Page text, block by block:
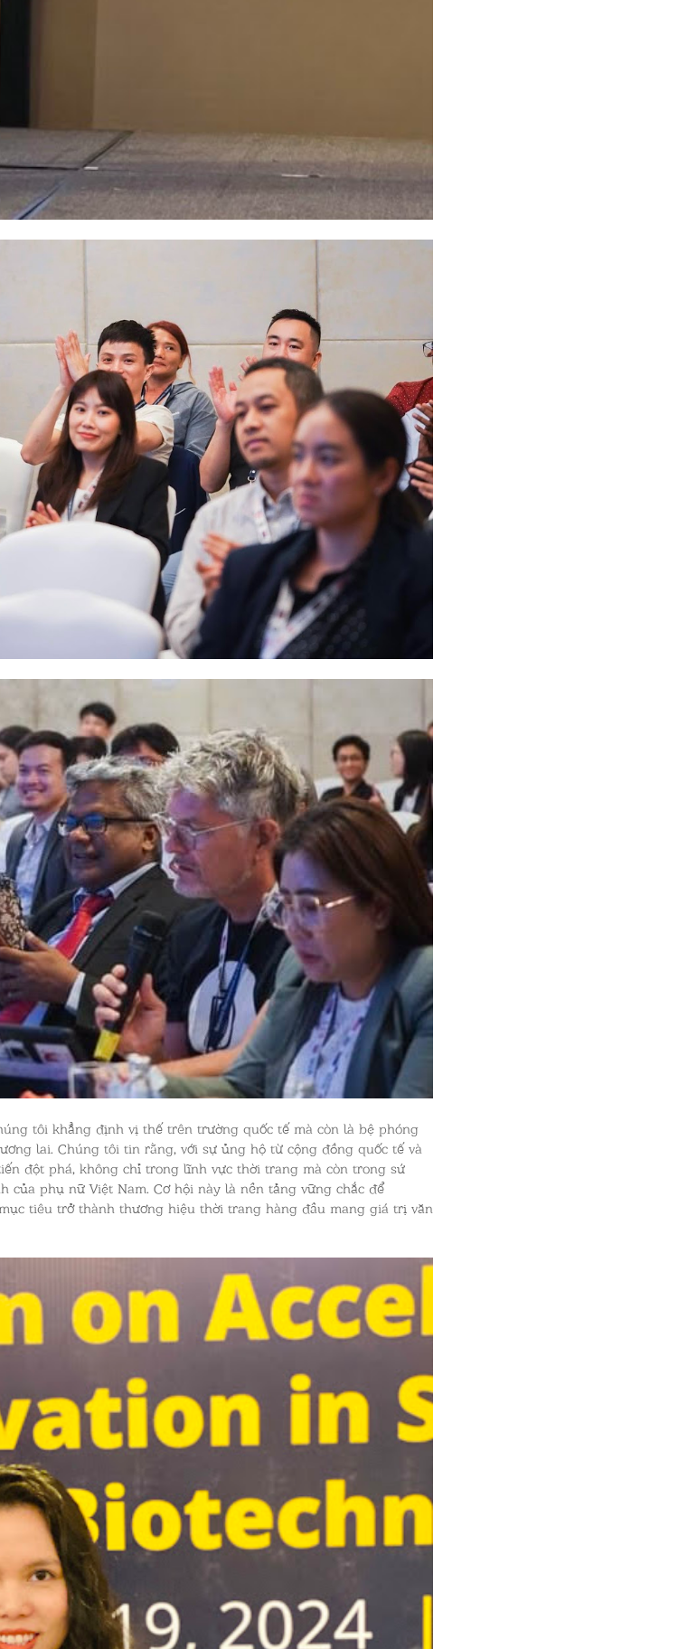
tôi khẳng định vị thế trên trường quốc tế mà còn là bệ phóng
lai. Chúng tôi tin rằng, với sự ủng hộ từ cộng đồng quốc tế và
đột phá, không chỉ trong lĩnh vực thời trang mà còn trong sứ
của phụ nữ Việt Nam. Cơ hội này là nền tảng vững chắc để
tiêu trở thành thương hiệu thời trang hàng đầu mang giá trị văn